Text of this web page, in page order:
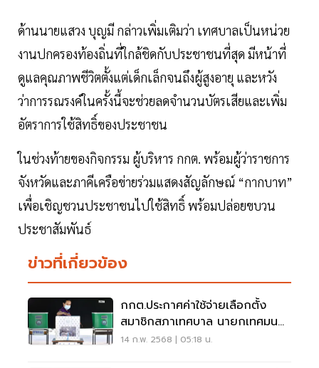
ด้านนายแสวง บุญมี กล่าวเพิ่มเติมว่า เทศบาลเป็นหน่วย
งานปกครองท้องถิ่นที่ใกล้ชิดกับประชาชนที่สุด มีหน้าที่
ดูแลคุณภาพชีวิตตั้งแต่เด็กเล็กจนถึงผู้สูงอายุ และหวัง
ว่าการรณรงค์ในครั้งนี้จะช่วยลดจำนวนบัตรเสียและเพิ่ม
อัตราการใช้สิทธิ์ของประชาชน
ในช่วงท้ายของกิจกรรม ผู้บริหาร กกต. พร้อมผู้ว่าราชการ
จังหวัดและภาคีเครือข่ายร่วมแสดงสัญลักษณ์ “กากบาท”
เพื่อเชิญชวนประชาชนไปใช้สิทธิ์ พร้อมปล่อยขบวน
ประชาสัมพันธ์
ข่าวที่เกี่ยวข้อง
กกต.ประกาศค่าใช้จ่ายเลือกตั้ง
สมาชิกสภาเทศบาล นายกเทศมนตรี
5 กลุ่มจังหวัด
14 ก.พ. 2568 | 05:18 น.